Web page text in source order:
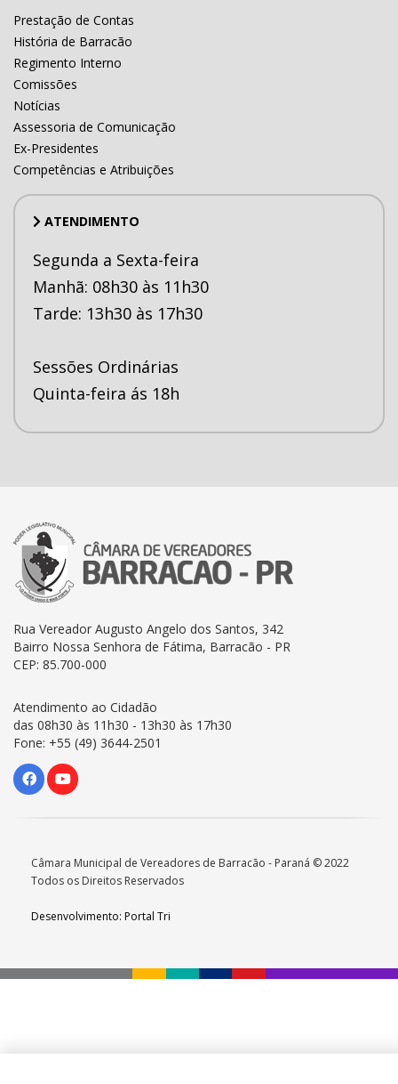
Prestação de Contas
História de Barracão
Regimento Interno
Comissões
Notícias
Assessoria de Comunicação
Ex-Presidentes
Competências e Atribuições
ATENDIMENTO
Segunda a Sexta-feira
Manhã: 08h30 às 11h30
Tarde: 13h30 às 17h30
Sessões Ordinárias
Quinta-feira ás 18h
Rua Vereador Augusto Angelo dos Santos, 342
Bairro Nossa Senhora de Fátima, Barracão - PR
CEP: 85.700-000
Atendimento ao Cidadão
das 08h30 às 11h30 - 13h30 às 17h30
Fone: +55 (49) 3644-2501
Câmara Municipal de Vereadores de Barracão - Paraná © 2022
Todos os Direitos Reservados
Desenvolvimento: Portal Tri